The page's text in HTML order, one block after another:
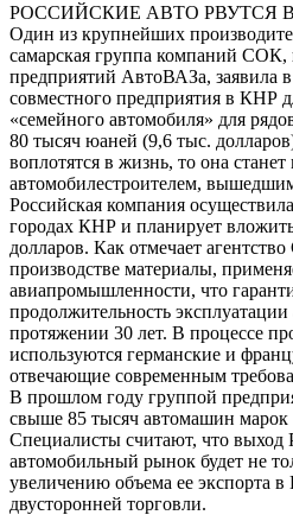
РОССИЙСКИЕ АВТО РВУТСЯ
Один из крупнейших
самарская группа компаний
предприятий АвтоВАЗа, заявила
совместного предприятия в КНР
«семейного автомобиля» для
80 тысяч юаней (9,6 тыс.
воплотятся в жизнь, то она
автомобилестроителем,
Российская компания
городах КНР и планирует
долларов. Как отмечает
производстве материалы,
авиапромышленности, что
продолжительность
протяжении 30 лет. В процессе
используются германские и
отвечающие современным
В прошлом году группой
свыше 85 тысяч автомашин
Специалисты считают, что выход
автомобильный рынок будет не
увеличению объема ее экспорта
двусторонней торговли.